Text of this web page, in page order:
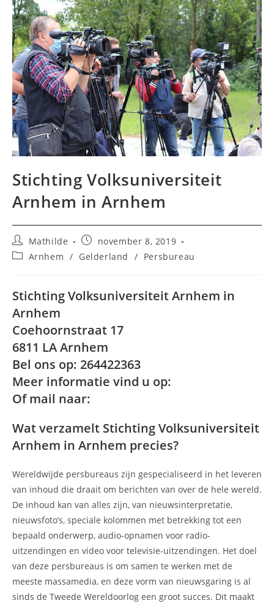
Stichting Volksuniversiteit
Arnhem in Arnhem
Bericht
auteur:
Mathilde
Bericht
gepubliceerd
op:
november 8, 2019
Berichtcategorie:
Arnhem / Gelderland / Persbureau
Stichting Volksuniversiteit Arnhem in
Arnhem
Coehoornstraat 17
6811 LA Arnhem
Bel ons op: 264422363
Meer informatie vind u op:
Of mail naar:
Wat verzamelt Stichting Volksuniversiteit
Arnhem in Arnhem precies?
Wereldwijde persbureaus zijn gespecialiseerd in het leveren
van inhoud die draait om berichten van over de hele wereld.
De inhoud kan van alles zijn, van nieuwsinterpretatie,
nieuwsfoto’s, speciale kolommen met betrekking tot een
bepaald onderwerp, audio-opnamen voor radio-
uitzendingen en video voor televisie-uitzendingen. Het doel
van deze persbureaus is om samen te werken met de
meeste massamedia, en deze vorm van nieuwsgaring is al
sinds de Tweede Wereldoorlog een groot succes. Dit maakt